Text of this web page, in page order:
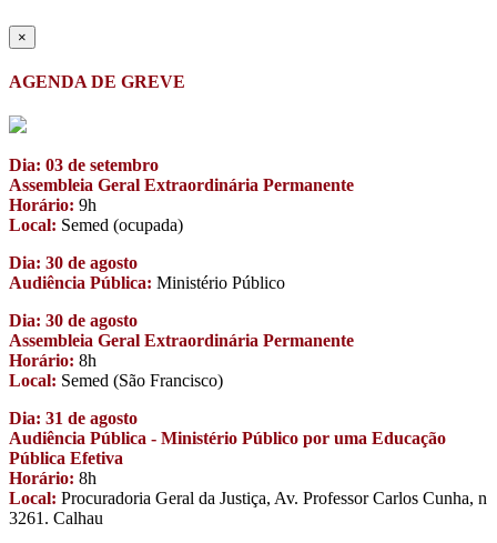
×
AGENDA DE GREVE
Dia: 03 de setembro
Assembleia Geral Extraordinária Permanente
Horário: 9h
Local: Semed (ocupada)
Dia: 30 de agosto
Audiência Pública: Ministério Público
Dia: 30 de agosto
Assembleia Geral Extraordinária Permanente
Horário: 8h
Local: Semed (São Francisco)
Dia: 31 de agosto
Audiência Pública - Ministério Público por uma Educação
Pública Efetiva
Horário: 8h
Local: Procuradoria Geral da Justiça, Av. Professor Carlos Cunha, n
3261. Calhau